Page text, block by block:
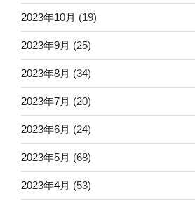
2023年10月 (19)
2023年9月 (25)
2023年8月 (34)
2023年7月 (20)
2023年6月 (24)
2023年5月 (68)
2023年4月 (53)